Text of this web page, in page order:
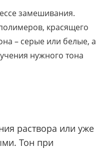
замешивания.
красящего
– серые или белые, а
нужного тона
раствора или уже
Тон при